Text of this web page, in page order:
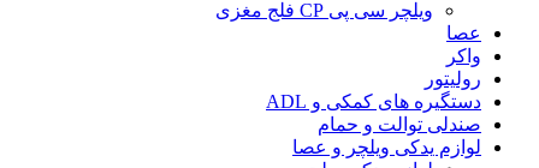
ویلچر سی پی CP فلج مغزی
عصا
واکر
رولیتور
دستگیره های کمکی و ADL
صندلی توالت و حمام
لوازم یدکی ویلچر و عصا